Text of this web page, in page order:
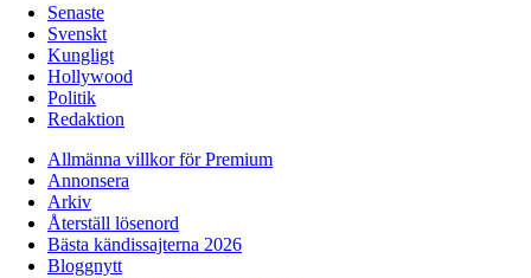
Senaste
Svenskt
Kungligt
Hollywood
Politik
Redaktion
Allmänna villkor för Premium
Annonsera
Arkiv
Återställ lösenord
Bästa kändissajterna 2026
Bloggnytt